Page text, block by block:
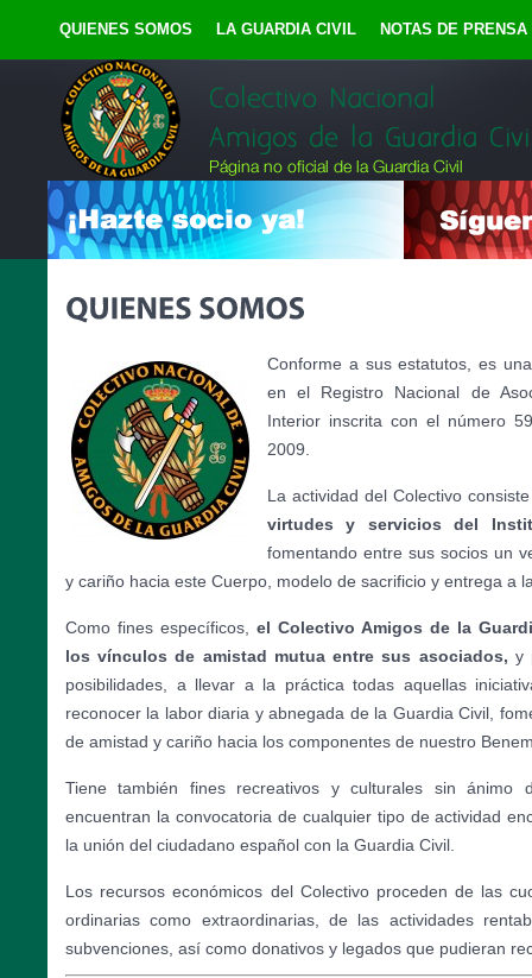
QUIENES SOMOS LA GUARDIA CIVIL NOTAS DE PRENSA
Conforme a sus estatutos, es
en el Registro Nacional de
Interior inscrita con el número
2009.
La actividad del Colectivo
virtudes y servicios del
fomentando entre sus socios un
y cariño hacia este Cuerpo, modelo de sacrificio y entrega a
Como fines específicos, el Colectivo Amigos de la
los vínculos de amistad mutua entre sus asociados, y
posibilidades, a llevar a la práctica todas aquellas
reconocer la labor diaria y abnegada de la Guardia Civil,
de amistad y cariño hacia los componentes de nuestro
Tiene también fines recreativos y culturales sin
encuentran la convocatoria de cualquier tipo de actividad
la unión del ciudadano español con la Guardia Civil.
Los recursos económicos del Colectivo proceden de las
ordinarias como extraordinarias, de las actividades
subvenciones, así como donativos y legados que pudieran